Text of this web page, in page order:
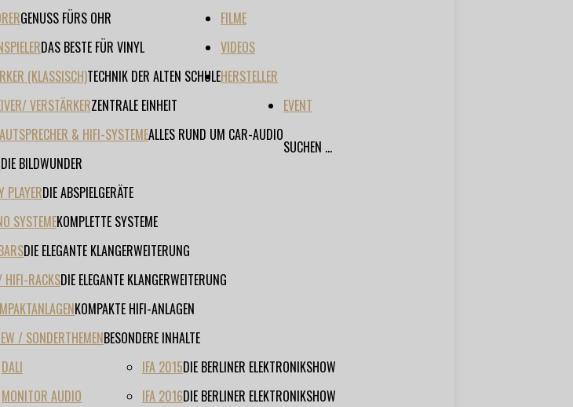
GENUSS FÜRS OHR
DAS BESTE FÜR VINYL
(KLASSISCH)TECHNIK DER ALTEN SCHULE
VERSTÄRKERZENTRALE EINHEIT
& HIFI-SYSTEMEALLES RUND UM CAR-AUDIO
DIE BILDWUNDER
PLAYERDIE ABSPIELGERÄTE
SYSTEMEKOMPLETTE SYSTEME
DIE ELEGANTE KLANGERWEITERUNG
HIFI-RACKSDIE ELEGANTE KLANGERWEITERUNG
KOMPAKTE HIFI-ANLAGEN
/ SONDERTHEMENBESONDERE INHALTE
FILME
VIDEOS
HERSTELLER
DALI
MONITOR AUDIO
EVENT
IFA 2015DIE BERLINER ELEKTRONIKSHOW
IFA 2016DIE BERLINER ELEKTRONIKSHOW
SUCHEN ...